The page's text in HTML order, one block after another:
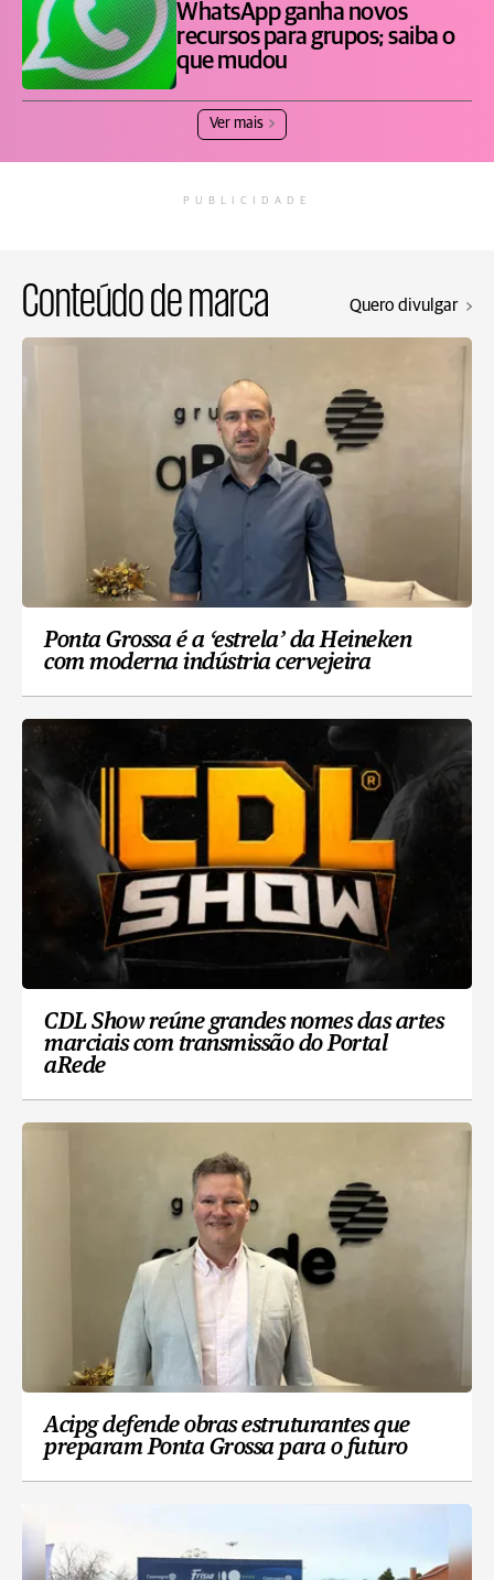
WhatsApp ganha novos
recursos para grupos; saiba o
que mudou
Ver mais
PUBLICIDADE
Conteúdo de marca Quero divulgar
Ponta Grossa é a ‘estrela’ da Heineken
com moderna indústria cervejeira
CDL Show reúne grandes nomes das artes
marciais com transmissão do Portal
aRede
Acipg defende obras estruturantes que
preparam Ponta Grossa para o futuro